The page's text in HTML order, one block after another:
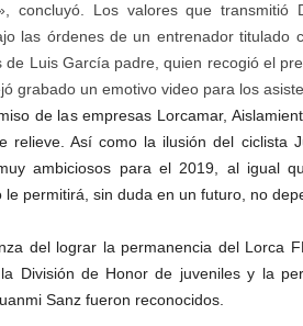
concluyó. Los valores que transmitió
las órdenes de un entrenador titulado
de Luis García padre, quien recogió el
grabado un emotivo video para los
de las empresas Lorcamar,
relieve. Así como la ilusión del ciclista
ambiciosos para el 2019, al igual
le permitirá, sin duda en un futuro, no
del lograr la permanencia del Lorca
División de Honor de juveniles y la
Sanz fueron reconocidos.